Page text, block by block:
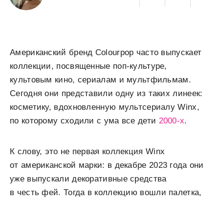
Американский бренд Colourpop часто выпускает
коллекции, посвященные поп-культуре,
культовым кино, сериалам и мультфильмам.
Сегодня они представили одну из таких линеек:
косметику, вдохновленную мультсериалу Winx,
по которому сходили с ума все дети 2000-х.
К слову, это не первая коллекция Winx
от американской марки: в декабре 2023 года они
уже выпускали декоративные средства
в честь фей. Тогда в коллекцию вошли палетка,